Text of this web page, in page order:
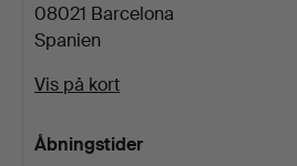
08021 Barcelona
Spanien
Vis på kort
Åbningstider